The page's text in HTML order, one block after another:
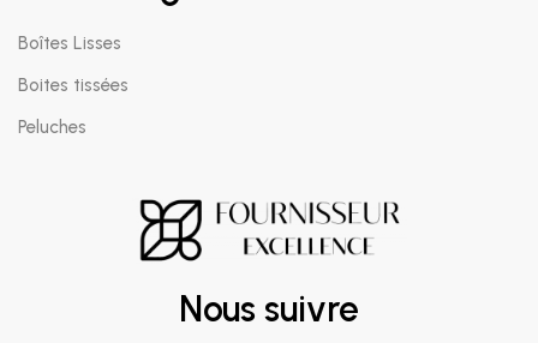
Boîtes Lisses
Boites tissées
Peluches
Nous suivre